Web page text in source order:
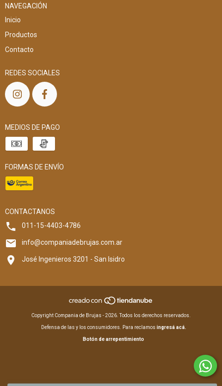
NAVEGACIÓN
Inicio
Productos
Contacto
REDES SOCIALES
MEDIOS DE PAGO
FORMAS DE ENVÍO
CONTACTANOS
011-15-4403-4786
info@companiadebrujas.com.ar
José Ingenieros 3201 - San Isidro
Copyright Compania de Brujas - 2026. Todos los derechos reservados.
Defensa de las y los consumidores. Para reclamos ingresá acá.
Botón de arrepentimiento